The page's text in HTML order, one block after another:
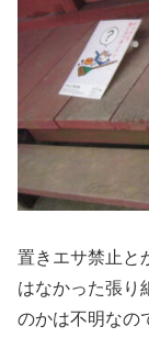
置きエサ禁止と
はなかった張り
のかは不明なの